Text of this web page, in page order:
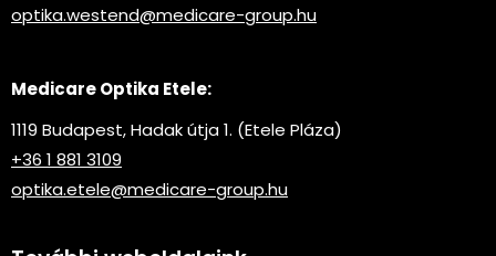
optika.westend@medicare-group.hu
Medicare Optika Etele:
1119 Budapest, Hadak útja 1. (Etele Pláza)
+36 1 881 3109
optika.etele@medicare-group.hu